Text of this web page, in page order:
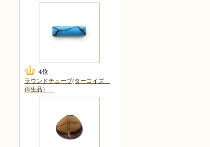
ラウンドチューブ(ターコイズ
再生品）